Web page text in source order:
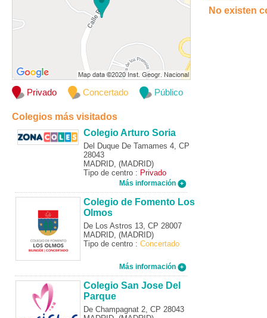
Privado Concertado Público
Colegios más visitados
Colegio Arturo Soria
Del Duque De Tamames 4, CP
28043
MADRID, (MADRID)
Tipo de centro : Privado
Más información
Colegio de Fomento Los
Olmos
De Los Astros 13, CP 28007
MADRID, (MADRID)
Tipo de centro : Concertado
Más información
Colegio San Jose Del
Parque
De Champagnat 2, CP 28043
No existen